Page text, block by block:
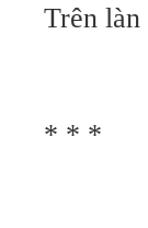
Trên
* * *